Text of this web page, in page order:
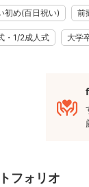
バーサリーフォ
日やハーフバース
見られない表情や
まのご年齢やご
まのご機嫌やペ
まにもリラックス
初め(百日祝い) 前
・1/2成人式 大学
フォリオ